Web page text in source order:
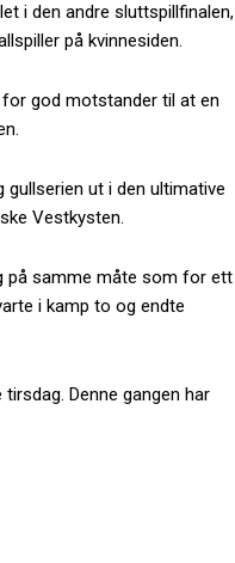
i den andre sluttspillfinalen,
på kvinnesiden.
for god motstander til at en
gullserien ut i den ultimative
Vestkysten.
på samme måte som for ett
i kamp to og endte
Denne gangen har